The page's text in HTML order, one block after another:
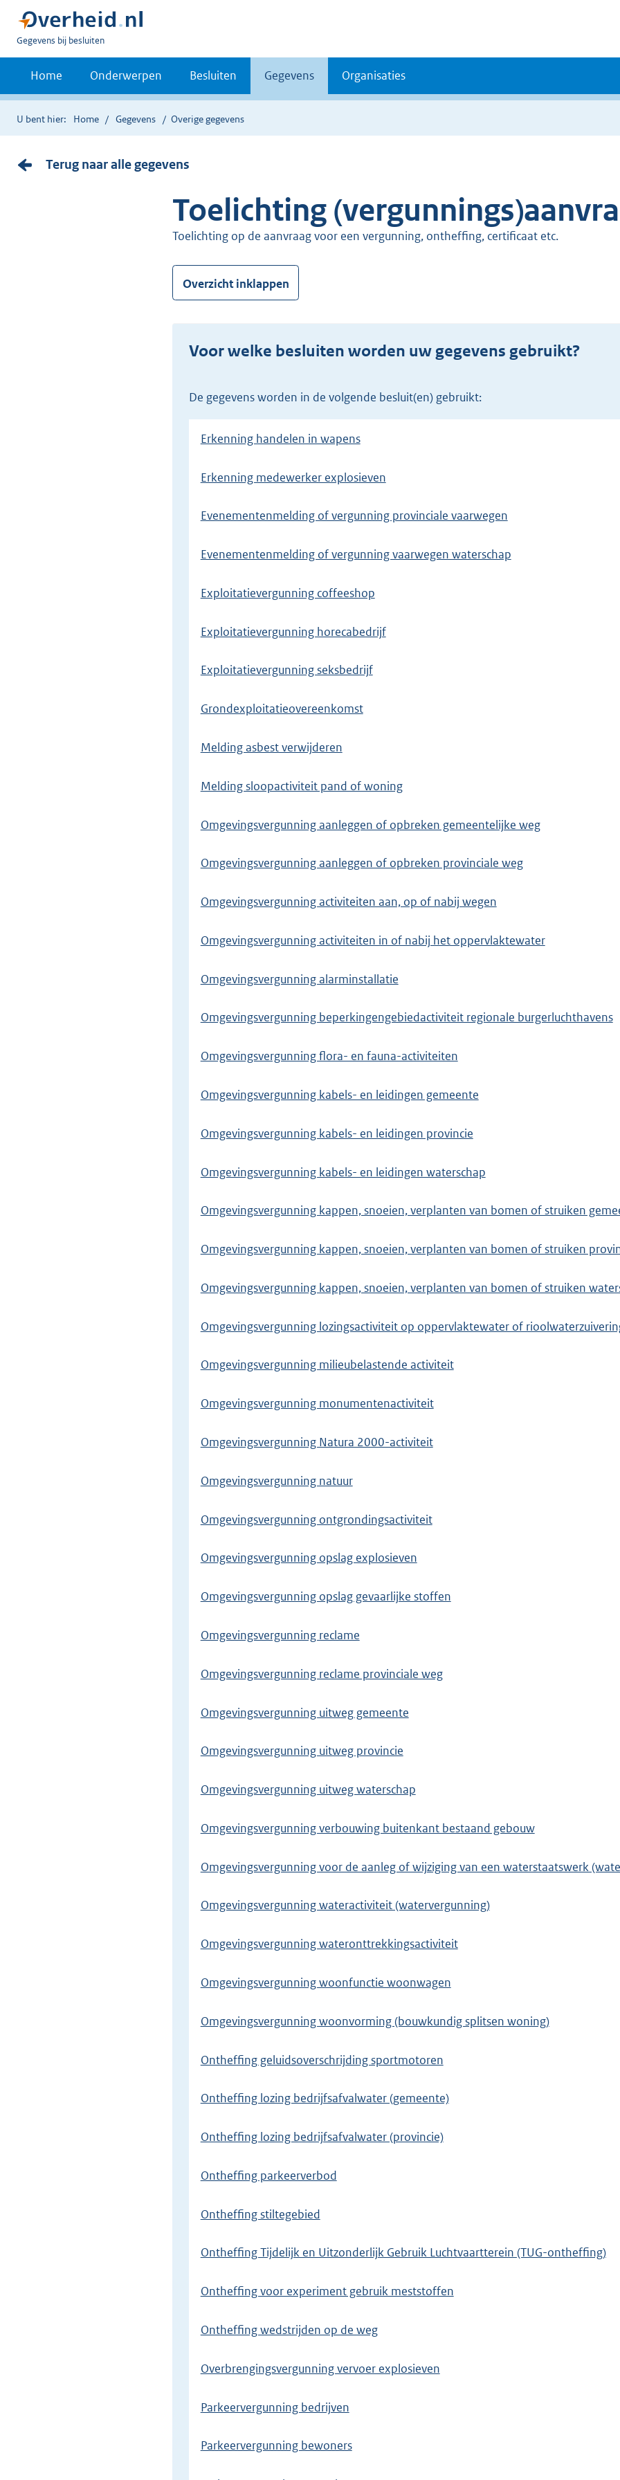
U
bent
Gegevens bij besluiten
Home Onderwerpen Besluiten Gegevens Organisaties
U bent hier: Home Gegevens Overige gegevens
Terug naar alle gegevens
Toelichting
Toelichting op de aanvraag voor een vergunning, ontheffing, certificaat etc.
Overzicht inklappen
Voor welke besluiten worden uw gegevens gebruikt?
De gegevens worden in de volgende besluit(en) gebruikt:
Erkenning handelen in wapens
Erkenning medewerker explosieven
Evenementenmelding of vergunning provinciale vaarwegen
Evenementenmelding of vergunning vaarwegen waterschap
Exploitatievergunning coffeeshop
Exploitatievergunning horecabedrijf
Exploitatievergunning seksbedrijf
Grondexploitatieovereenkomst
Melding asbest verwijderen
Melding sloopactiviteit pand of woning
Omgevingsvergunning aanleggen of opbreken gemeentelijke weg
Omgevingsvergunning aanleggen of opbreken provinciale weg
Omgevingsvergunning activiteiten aan, op of nabij wegen
Omgevingsvergunning activiteiten in of nabij het oppervlaktewater
Omgevingsvergunning alarminstallatie
Omgevingsvergunning beperkingengebiedactiviteit regionale burgerluchthavens
Omgevingsvergunning flora- en fauna-activiteiten
Omgevingsvergunning kabels- en leidingen gemeente
Omgevingsvergunning kabels- en leidingen provincie
Omgevingsvergunning kabels- en leidingen waterschap
Omgevingsvergunning kappen, snoeien, verplanten van bomen of struiken
Omgevingsvergunning kappen, snoeien, verplanten van bomen of struiken
Omgevingsvergunning kappen, snoeien, verplanten van bomen of struiken
Omgevingsvergunning lozingsactiviteit op oppervlaktewater of
Omgevingsvergunning milieubelastende activiteit
Omgevingsvergunning monumentenactiviteit
Omgevingsvergunning Natura 2000-activiteit
Omgevingsvergunning natuur
Omgevingsvergunning ontgrondingsactiviteit
Omgevingsvergunning opslag explosieven
Omgevingsvergunning opslag gevaarlijke stoffen
Omgevingsvergunning reclame
Omgevingsvergunning reclame provinciale weg
Omgevingsvergunning uitweg gemeente
Omgevingsvergunning uitweg provincie
Omgevingsvergunning uitweg waterschap
Omgevingsvergunning verbouwing buitenkant bestaand gebouw
Omgevingsvergunning voor de aanleg of wijziging van een waterstaatswerk
Omgevingsvergunning wateractiviteit (watervergunning)
Omgevingsvergunning wateronttrekkingsactiviteit
Omgevingsvergunning woonfunctie woonwagen
Omgevingsvergunning woonvorming (bouwkundig splitsen woning)
Ontheffing geluidsoverschrijding sportmotoren
Ontheffing lozing bedrijfsafvalwater (gemeente)
Ontheffing lozing bedrijfsafvalwater (provincie)
Ontheffing parkeerverbod
Ontheffing stiltegebied
Ontheffing Tijdelijk en Uitzonderlijk Gebruik Luchtvaartterein (TUG-ontheffing)
Ontheffing voor experiment gebruik meststoffen
Ontheffing wedstrijden op de weg
Overbrengingsvergunning vervoer explosieven
Parkeervergunning bedrijven
Parkeervergunning bewoners